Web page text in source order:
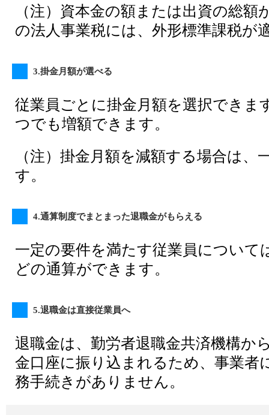
（注）資本金の額または出資の総額
の法人事業税には、外形標準課税が
3.掛金月額が選べる
従業員ごとに掛金月額を選択できま
つでも増額できます。
（注）掛金月額を減額する場合は、
す。
4.通算制度でまとまった退職金がもらえる
一定の要件を満たす従業員について
どの通算ができます。
5.退職金は直接従業員へ
退職金は、勤労者退職金共済機構か
金口座に振り込まれるため、事業者
務手続きがありません。